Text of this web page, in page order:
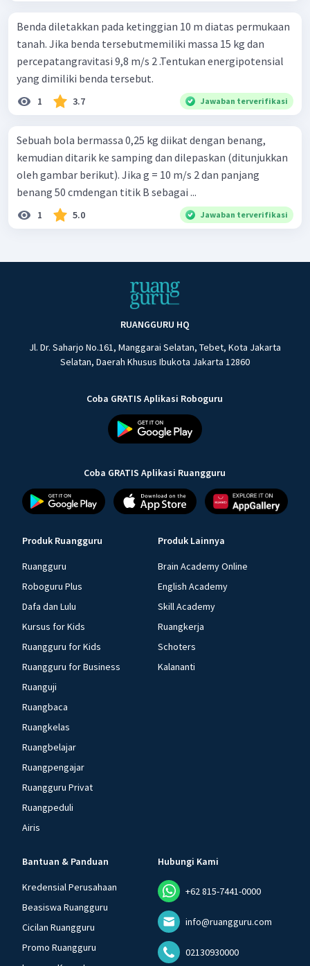
Benda diletakkan pada ketinggian 10 m diatas permukaan
tanah. Jika benda tersebutmemiliki massa 15 kg dan
percepatangravitasi 9,8 m/s 2 .Tentukan energipotensial
yang dimiliki benda tersebut.
1 3.7 Jawaban terverifikasi
Sebuah bola bermassa 0,25 kg diikat dengan benang,
kemudian ditarik ke samping dan dilepaskan (ditunjukkan
oleh gambar berikut). Jika g = 10 m/s 2 dan panjang
benang 50 cmdengan titik B sebagai ...
1 5.0 Jawaban terverifikasi
RUANGGURU HQ
Jl. Dr. Saharjo No.161, Manggarai Selatan, Tebet, Kota Jakarta
Selatan, Daerah Khusus Ibukota Jakarta 12860
Coba GRATIS Aplikasi Roboguru
Coba GRATIS Aplikasi Ruangguru
Produk Ruangguru
Ruangguru
Roboguru Plus
Dafa dan Lulu
Kursus for Kids
Ruangguru for Kids
Ruangguru for Business
Ruanguji
Ruangbaca
Ruangkelas
Ruangbelajar
Ruangpengajar
Ruangguru Privat
Ruangpeduli
Airis
Produk Lainnya
Brain Academy Online
English Academy
Skill Academy
Ruangkerja
Schoters
Kalananti
Bantuan & Panduan
Kredensial Perusahaan
Beasiswa Ruangguru
Cicilan Ruangguru
Promo Ruangguru
Hubungi Kami
+62 815-7441-0000
info@ruangguru.com
02130930000